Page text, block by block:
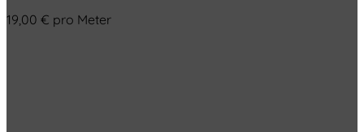
19,00 € pro Meter